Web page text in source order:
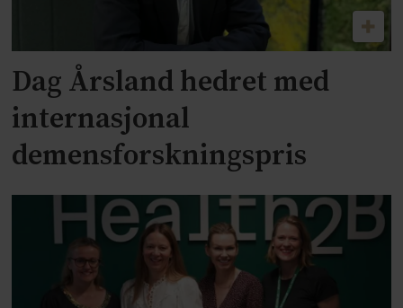
Dag Årsland hedret med
internasjonal
demensforskningspris